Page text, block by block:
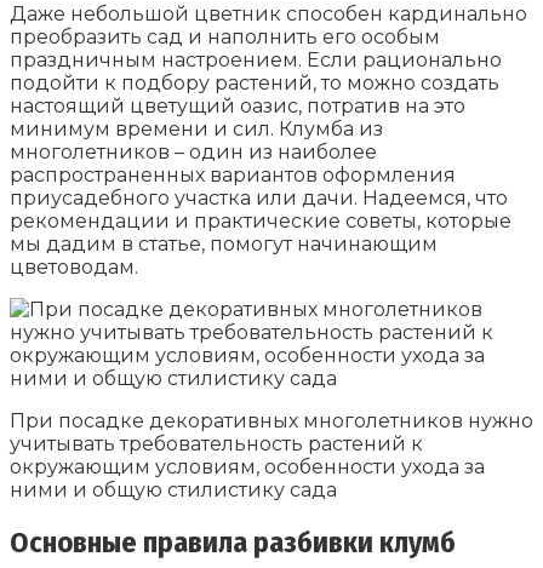
Даже небольшой цветник способен кардинально
преобразить сад и наполнить его особым
праздничным настроением. Если рационально
подойти к подбору растений, то можно создать
настоящий цветущий оазис, потратив на это
минимум времени и сил. Клумба из
многолетников – один из наиболее
распространенных вариантов оформления
приусадебного участка или дачи. Надеемся, что
рекомендации и практические советы, которые
мы дадим в статье, помогут начинающим
цветоводам.
При посадке декоративных многолетников нужно
учитывать требовательность растений к
окружающим условиям, особенности ухода за
ними и общую стилистику сада
Основные правила разбивки клумб